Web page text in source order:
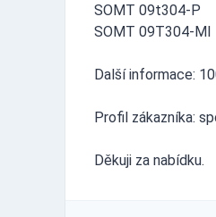
SOMT 09t304-P
SOMT 09T304-MI
Další informace:
Profil zákazníka:
Děkuji za nabídku.